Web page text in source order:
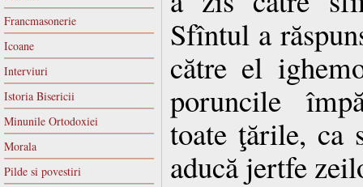
Francmasonerie
Icoane
Interviuri
Istoria Bisericii
Minunile Ortodoxiei
Morala
Pilde si povestiri
Sfîntul a
către el
poruncile
toate ţările, ca
aducă jertfe